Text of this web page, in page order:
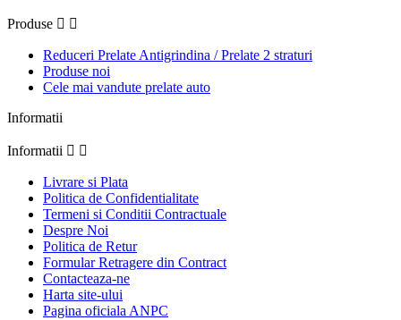
Produse  
Reduceri Prelate Antigrindina / Prelate 2 straturi
Produse noi
Cele mai vandute prelate auto
Informatii
Informatii  
Livrare si Plata
Politica de Confidentialitate
Termeni si Conditii Contractuale
Despre Noi
Politica de Retur
Formular Retragere din Contract
Contacteaza-ne
Harta site-ului
Pagina oficiala ANPC